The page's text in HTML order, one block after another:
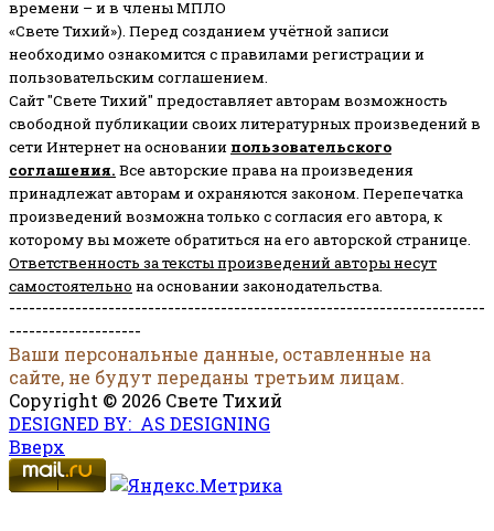
времени – и в члены МПЛО
«Свете Тихий»). Перед созданием учётной записи
необходимо ознакомится с правилами регистрации и
пользовательским соглашением.
Сайт "Свете Тихий" предоставляет авторам возможность
свободной публикации своих литературных произведений в
сети Интернет на основании пользовательского
соглашения. Все авторские права на произведения
принадлежат авторам и охраняются законом. Перепечатка
произведений возможна только с согласия его автора, к
которому вы можете обратиться на его авторской странице.
Ответственность за тексты произведений авторы несут
самостоятельно на основании законодательства.
------------------------------------------------------------------------
--------------------
Ваши персональные данные, оставленные на
сайте, не будут переданы третьим лицам.
Copyright © 2026 Свете Тихий
DESIGNED BY: AS DESIGNING
Вверх